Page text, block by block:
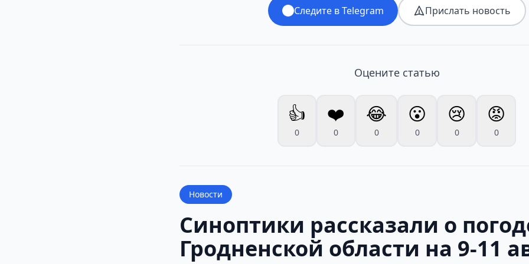
Следите в Telegram Прислать новость
Оцените статью
👍
0
❤️
0
😂
0
😮
0
😢
0
😡
0
Новости
Синоптики рассказали о
Гродненской области на 9-11